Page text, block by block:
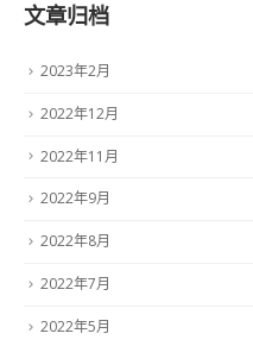
文章归档
2023年2月
2022年12月
2022年11月
2022年9月
2022年8月
2022年7月
2022年5月